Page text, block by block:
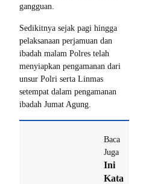
gangguan.
Sedikitnya sejak pagi hingga
pelaksanaan perjamuan dan
ibadah malam Polres telah
menyiapkan pengamanan dari
unsur Polri serta Linmas
setempat dalam pengamanan
ibadah Jumat Agung.
Baca
Juga
Ini
Kata